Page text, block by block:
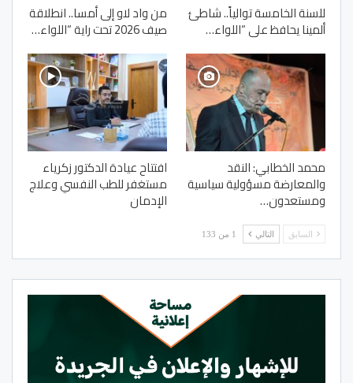
للسنة الخامسة توالياً.. شاطئ
ألمينا يحافظ على “اللواء…
من واد لاو إلى أمسا.. انطلاقة
صيف 2026 تحت راية “اللواء…
محمد الخطابي: النقد
والمعارضة مسؤولية سياسية
ومستعدون…
افتتاح عيادة الدكتور زكرياء
مستغفر للطب النفسي وعلاج
الإدمان
السابق التالي 1 من 133